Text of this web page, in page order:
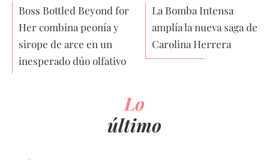
Boss Bottled Beyond for
Her combina peonía y
sirope de arce en un
inesperado dúo olfativo
La Bomba Intensa
amplía la nueva saga de
Carolina Herrera
Lo
último